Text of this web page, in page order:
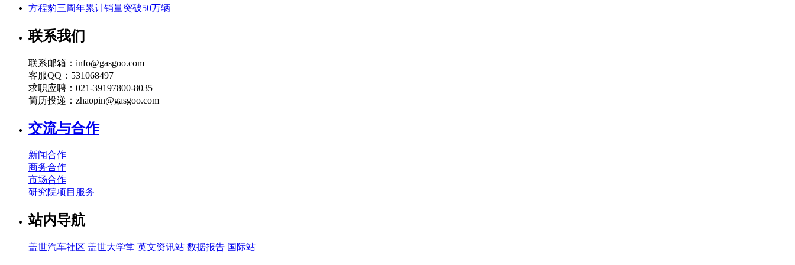
方程豹三周年累计销量突破50万辆
联系我们
联系邮箱：info@gasgoo.com
客服QQ：531068497
求职应聘：021-39197800-8035
简历投递：zhaopin@gasgoo.com
交流与合作
新闻合作
商务合作
市场合作
研究院项目服务
站内导航
盖世汽车社区 盖世大学堂 英文资讯站 数据报告 国际站